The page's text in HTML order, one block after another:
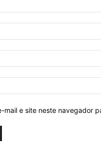
mail e site neste navegador